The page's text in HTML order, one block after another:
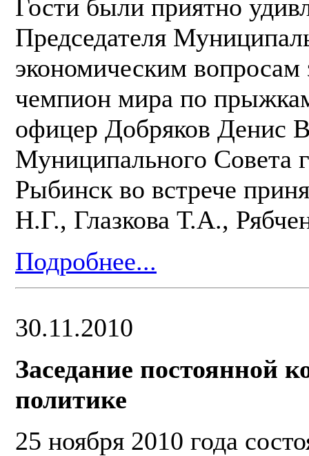
Гости были приятно
Председателя
экономическим
чемпион мира по
офицер Добряков Денис
Муниципального Совета
Рыбинск во встрече
Н.Г., Глазкова Т.А.,
Подробнее...
30.11.2010
Заседание постоянной
политике
25 ноября 2010 года